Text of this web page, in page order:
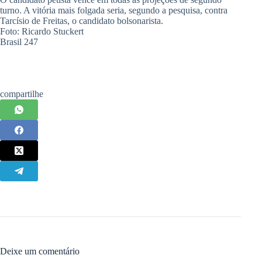
turno. A vitória mais folgada seria, segundo a pesquisa, contra
Tarcísio de Freitas, o candidato bolsonarista.
Foto: Ricardo Stuckert
Brasil 247
compartilhe
Deixe um comentário